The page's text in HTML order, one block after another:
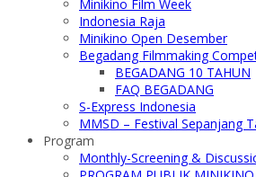
Minikino Film Week
Indonesia Raja
Minikino Open Desember
Begadang Filmmaking
BEGADANG 10 TAHUN
FAQ BEGADANG
S-Express Indonesia
MMSD – Festival Sepanjang
Program
Monthly-Screening &